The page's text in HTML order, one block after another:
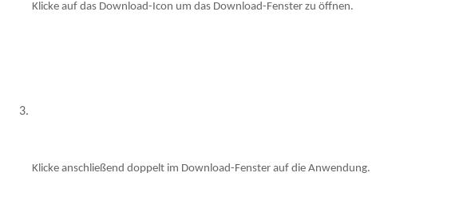
Klicke auf das Download-Icon um das Download-Fenster zu öffnen.
Klicke anschließend doppelt im Download-Fenster auf die Anwendung.